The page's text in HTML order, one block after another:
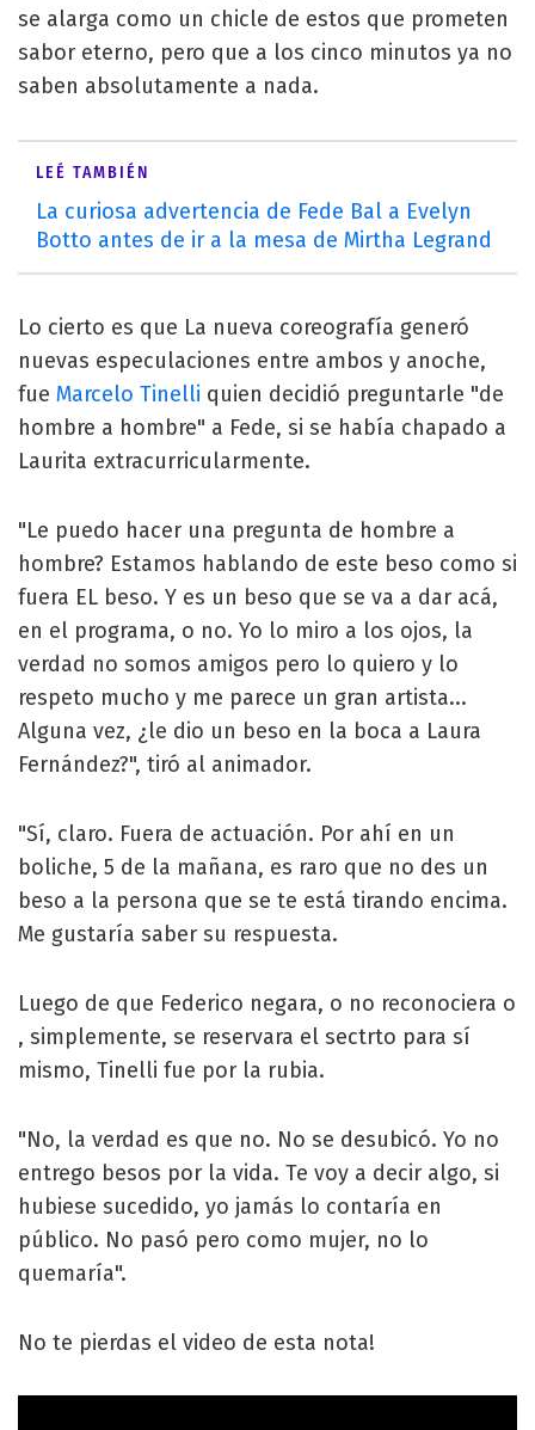
se alarga como un chicle de estos que prometen
sabor eterno, pero que a los cinco minutos ya no
saben absolutamente a nada.
LEÉ TAMBIÉN
La curiosa advertencia de Fede Bal a Evelyn
Botto antes de ir a la mesa de Mirtha Legrand
Lo cierto es que La nueva coreografía generó
nuevas especulaciones entre ambos y anoche,
fue Marcelo Tinelli quien decidió preguntarle "de
hombre a hombre" a Fede, si se había chapado a
Laurita extracurricularmente.
"Le puedo hacer una pregunta de hombre a
hombre? Estamos hablando de este beso como si
fuera EL beso. Y es un beso que se va a dar acá,
en el programa, o no. Yo lo miro a los ojos, la
verdad no somos amigos pero lo quiero y lo
respeto mucho y me parece un gran artista...
Alguna vez, ¿le dio un beso en la boca a Laura
Fernández?", tiró al animador.
"Sí, claro. Fuera de actuación. Por ahí en un
boliche, 5 de la mañana, es raro que no des un
beso a la persona que se te está tirando encima.
Me gustaría saber su respuesta.
Luego de que Federico negara, o no reconociera o
, simplemente, se reservara el sectrto para sí
mismo, Tinelli fue por la rubia.
"No, la verdad es que no. No se desubicó. Yo no
entrego besos por la vida. Te voy a decir algo, si
hubiese sucedido, yo jamás lo contaría en
público. No pasó pero como mujer, no lo
quemaría".
No te pierdas el video de esta nota!